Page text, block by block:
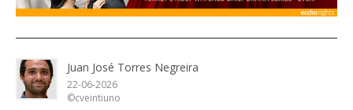
Juan José Torres Negreira
22-06-2026
©cveintiuno